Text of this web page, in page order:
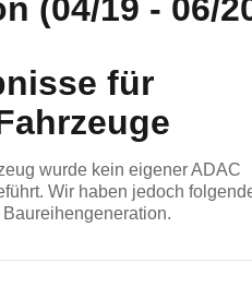
(04/19 - 06/
für
wurde kein eigener ADAC
Wir haben jedoch